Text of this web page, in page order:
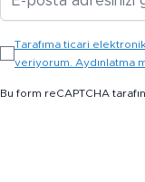
Tarafıma ticari
veriyorum. Aydınlatma
Bu form reCAPTCHA